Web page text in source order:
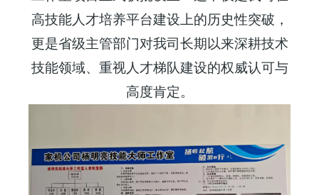
高技能人才培养平台建设上的历史性突破，
更是省级主管部门对我司长期以来深耕技术
技能领域、重视人才梯队建设的权威认可与
高度肯定。